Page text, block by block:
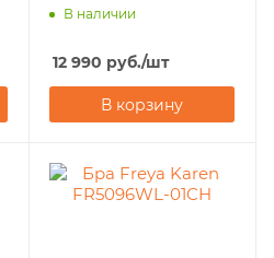
В наличии
12 990 руб./шт
В корзину